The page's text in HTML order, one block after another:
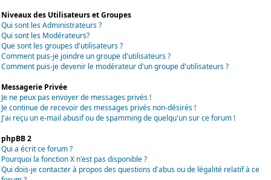
Niveaux des Utilisateurs et Groupes
Qui sont les Administrateurs ?
Qui sont les Modérateurs?
Que sont les groupes d'utilisateurs ?
Comment puis-je joindre un groupe d'utilisateurs ?
Comment puis-je devenir le modérateur d'un groupe d'utilisateurs ?
Messagerie Privée
Je ne peux pas envoyer de messages privés !
Je continue de recevoir des messages privés non-désirés !
J'ai reçu un e-mail abusif ou de spamming de quelqu'un sur ce forum !
phpBB 2
Qui a écrit ce forum ?
Pourquoi la fonction X n'est pas disponible ?
Qui dois-je contacter à propos des questions d'abus ou de légalité relatif à ce